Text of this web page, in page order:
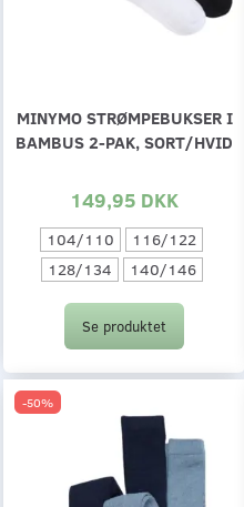
MINYMO STRØMPEBUKSER I
BAMBUS 2-PAK, SORT/HVID
149,95 DKK
104/110
116/122
128/134
140/146
Se produktet
-50%